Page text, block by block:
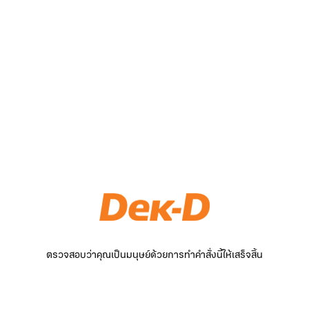
ตรวจสอบว่าคุณเป็นมนุษย์ด้วยการทำคำสั่งนี้ให้เสร็จสิ้น